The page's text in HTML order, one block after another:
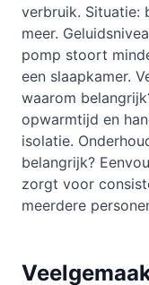
verbruik. Situatie:
meer.
pomp stoort
een slaapkamer.
waarom
opwarmtijd en
isolatie.
belangrijk?
zorgt voor
meerdere